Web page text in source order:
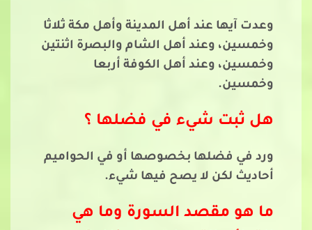
وعدت آيها عند أهل المدينة وأهل مكة ثلاثا
وخمسين، وعند أهل الشام والبصرة اثنتين
وخمسين، وعند أهل الكوفة أربعا
وخمسين.
هل ثبت شيء في فضلها ؟
ورد في فضلها بخصوصها أو في الحواميم
أحاديث لكن لا يصح فيها شيء.
ما هو مقصد السورة وما هي